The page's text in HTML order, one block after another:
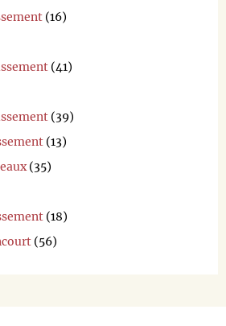
(16)
(41)
(39)
(13)
(35)
(18)
(56)